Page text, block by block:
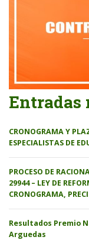
Entradas
CRONOGRAMA Y
ESPECIALISTAS DE
PROCESO DE
29944 – LEY DE
CRONOGRAMA,
Resultados Premio
Arguedas